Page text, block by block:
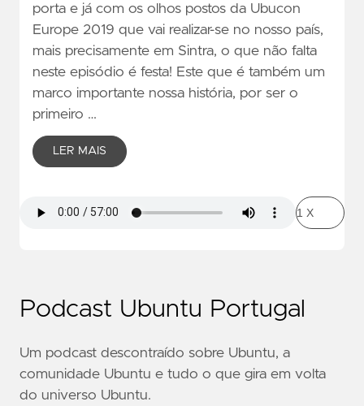
porta e já com os olhos postos da Ubucon
Europe 2019 que vai realizar-se no nosso país,
mais precisamente em Sintra, o que não falta
neste episódio é festa! Este que é também um
marco importante nossa história, por ser o
primeiro …
LER MAIS
Podcast Ubuntu Portugal
Um podcast descontraído sobre Ubuntu, a
comunidade Ubuntu e tudo o que gira em volta
do universo Ubuntu.